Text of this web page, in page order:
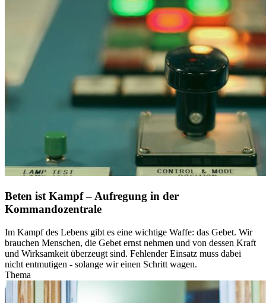
Beten ist Kampf – Aufregung in der
Kommandozentrale
Im Kampf des Lebens gibt es eine wichtige Waffe: das Gebet. Wir
brauchen Menschen, die Gebet ernst nehmen und von dessen Kraft
und Wirksamkeit überzeugt sind. Fehlender Einsatz muss dabei
nicht entmutigen - solange wir einen Schritt wagen.
Thema